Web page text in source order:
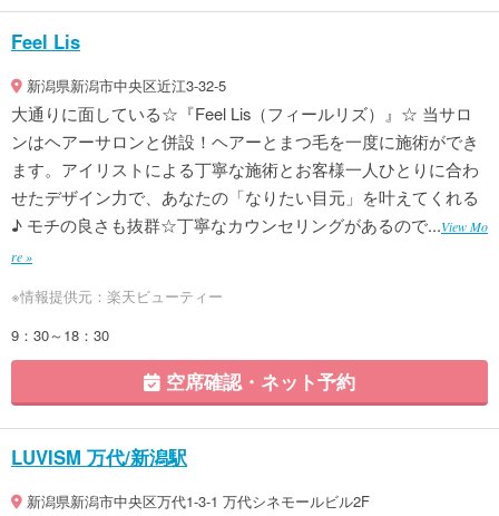
Feel Lis
新潟県新潟市中央区近江3-32-5
大通りに面している☆『Feel Lis（フィールリズ）』☆ 当サロ
ンはヘアーサロンと併設！ヘアーとまつ毛を一度に施術ができ
ます。アイリストによる丁寧な施術とお客様一人ひとりに合わ
せたデザイン力で、あなたの「なりたい目元」を叶えてくれる
♪ モチの良さも抜群☆丁寧なカウンセリングがあるので...View Mo
re »
※情報提供元：楽天ビューティー
9：30～18：30
空席確認・ネット予約
LUVISM 万代/新潟駅
新潟県新潟市中央区万代1-3-1 万代シネモールビル2F